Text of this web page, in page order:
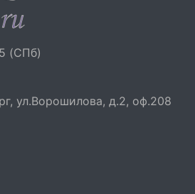
(СПб)
ул.Ворошилова, д.2, оф.208